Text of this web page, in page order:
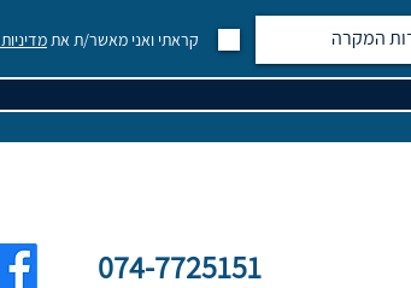
קראתי ואני מאשר/ת את
074-7725151